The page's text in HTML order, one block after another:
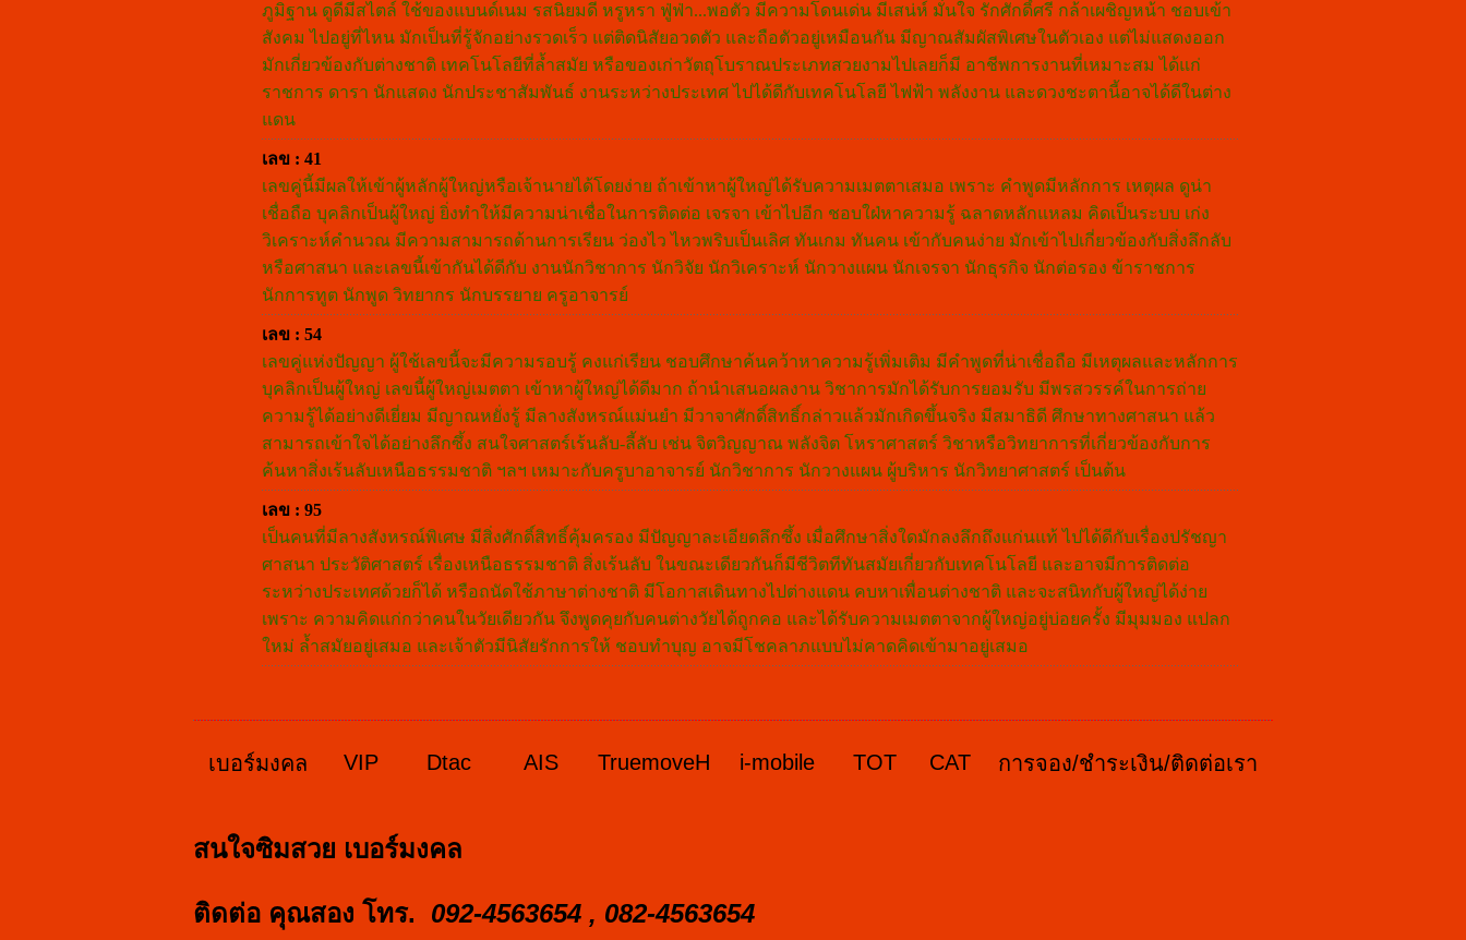
ภูมิฐาน ดูดีมีสไตล์ ใช้ของแบนด์เนม รสนิยมดี หรูหรา ฟู่ฟ่า...พอตัว มีความโดนเด่น มีเสน่ห์ มั่นใจ รักศักดิ์ศรี กล้าเผชิญหน้า ชอบเข้า
สังคม ไปอยู่ที่ไหน มักเป็นที่รู้จักอย่างรวดเร็ว แต่ติดนิสัยอวดตัว และถือตัวอยู่เหมือนกัน มีญาณสัมผัสพิเศษในตัวเอง แต่ไม่แสดงออก
มักเกี่ยวข้องกับต่างชาติ เทคโนโลยีที่ล้ำสมัย หรือของเก่าวัตถุโบราณประเภทสวยงามไปเลยก็มี อาชีพการงานที่เหมาะสม ได้แก่
ราชการ ดารา นักแสดง นักประชาสัมพันธ์ งานระหว่างประเทศ ไปได้ดีกับเทคโนโลยี ไฟฟ้า พลังงาน และดวงชะตานี้อาจได้ดีในต่าง
แดน
เลข : 41
เลขคู่นี้มีผลให้เข้าผู้หลักผู้ใหญ่หรือเจ้านายได้โดยง่าย ถ้าเข้าหาผู้ใหญ่ได้รับความเมตตาเสมอ เพราะ คำพูดมีหลักการ เหตุผล ดูน่า
เชื่อถือ บุคลิกเป็นผู้ใหญ่ ยิ่งทำให้มีความน่าเชื่อในการติดต่อ เจรจา เข้าไปอีก ชอบใฝ่หาความรู้ ฉลาดหลักแหลม คิดเป็นระบบ เก่ง
วิเคราะห์คำนวณ มีความสามารถด้านการเรียน ว่องไว ไหวพริบเป็นเลิศ ทันเกม ทันคน เข้ากับคนง่าย มักเข้าไปเกี่ยวข้องกับสิ่งลึกลับ
หรือศาสนา และเลขนี้เข้ากันได้ดีกับ งานนักวิชาการ นักวิจัย นักวิเคราะห์ นักวางแผน นักเจรจา นักธุรกิจ นักต่อรอง ข้าราชการ
นักการทูต นักพูด วิทยากร นักบรรยาย ครูอาจารย์
เลข : 54
เลขคู่แห่งปัญญา ผู้ใช้เลขนี้จะมีความรอบรู้ คงแก่เรียน ชอบศึกษาค้นคว้าหาความรู้เพิ่มเติม มีคำพูดที่น่าเชื่อถือ มีเหตุผลและหลักการ
บุคลิกเป็นผู้ใหญ่ เลขนี้ผู้ใหญ่เมตตา เข้าหาผู้ใหญ่ได้ดีมาก ถ้านำเสนอผลงาน วิชาการมักได้รับการยอมรับ มีพรสวรรค์ในการถ่าย
ความรู้ได้อย่างดีเยี่ยม มีญาณหยั่งรู้ มีลางสังหรณ์แม่นยำ มีวาจาศักดิ์สิทธิ์กล่าวแล้วมักเกิดขึ้นจริง มีสมาธิดี ศึกษาทางศาสนา แล้ว
สามารถเข้าใจได้อย่างลึกซึ้ง สนใจศาสตร์เร้นลับ-ลี้ลับ เช่น จิตวิญญาณ พลังจิต โหราศาสตร์ วิชาหรือวิทยาการที่เกี่ยวข้องกับการ
ค้นหาสิ่งเร้นลับเหนือธรรมชาติ ฯลฯ เหมาะกับครูบาอาจารย์ นักวิชาการ นักวางแผน ผู้บริหาร นักวิทยาศาสตร์ เป็นต้น
เลข : 95
เป็นคนที่มีลางสังหรณ์พิเศษ มีสิ่งศักดิ์สิทธิ์คุ้มครอง มีปัญญาละเอียดลึกซึ้ง เมื่อศึกษาสิ่งใดมักลงลึกถึงแก่นแท้ ไปได้ดีกับเรื่องปรัชญา
ศาสนา ประวัติศาสตร์ เรื่องเหนือธรรมชาติ สิ่งเร้นลับ ในขณะเดียวกันก็มีชีวิตทีทันสมัยเกี่ยวกับเทคโนโลยี และอาจมีการติดต่อ
ระหว่างประเทศด้วยก็ได้ หรือถนัดใช้ภาษาต่างชาติ มีโอกาสเดินทางไปต่างแดน คบหาเพื่อนต่างชาติ และจะสนิทกับผู้ใหญ่ได้ง่าย
เพราะ ความคิดแก่กว่าคนในวัยเดียวกัน จึงพูดคุยกับคนต่างวัยได้ถูกคอ และได้รับความเมตตาจากผู้ใหญ่อยู่บ่อยครั้ง มีมุมมอง แปลก
ใหม่ ล้ำสมัยอยู่เสมอ และเจ้าตัวมีนิสัยรักการให้ ชอบทำบุญ อาจมีโชคลาภแบบไม่คาดคิดเข้ามาอยู่เสมอ
เบอร์มงคล VIP Dtac AIS TruemoveH i-mobile TOT CAT การจอง/ชำระเงิน/ติดต่อเรา
สนใจซิมสวย เบอร์มงคล
ติดต่อ คุณสอง โทร. 092-4563654 , 082-4563654